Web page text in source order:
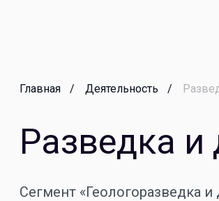
Главная Деятельность
Разведка
Сегмент «Геологоразведка